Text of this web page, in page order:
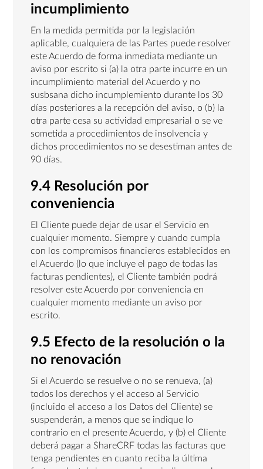
incumplimiento
En la medida permitida por la legislación
aplicable, cualquiera de las Partes puede resolver
este Acuerdo de forma inmediata mediante un
aviso por escrito si (a) la otra parte incurre en un
incumplimiento material del Acuerdo y no
susbsana dicho incumplemiento durante los 30
días posteriores a la recepción del aviso, o (b) la
otra parte cesa su actividad empresarial o se ve
sometida a procedimientos de insolvencia y
dichos procedimientos no se desestiman antes de
90 días.
9.4 Resolución por
conveniencia
El Cliente puede dejar de usar el Servicio en
cualquier momento. Siempre y cuando cumpla
con los compromisos financieros establecidos en
el Acuerdo (lo que incluye el pago de todas las
facturas pendientes), el Cliente también podrá
resolver este Acuerdo por conveniencia en
cualquier momento mediante un aviso por
escrito.
9.5 Efecto de la resolución o la
no renovación
Si el Acuerdo se resuelve o no se renueva, (a)
todos los derechos y el acceso al Servicio
(incluido el acceso a los Datos del Cliente) se
suspenderán, a menos que se indique lo
contrario en el presente Acuerdo, y (b) el Cliente
deberá pagar a ShareCRF todas las facturas que
tenga pendientes en cuanto reciba la última